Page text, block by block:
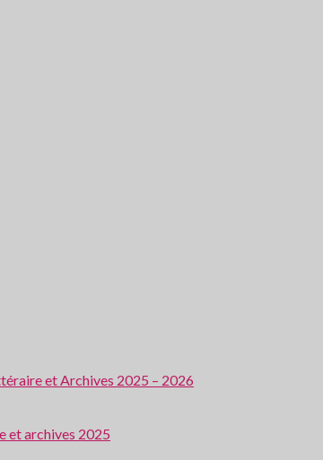
et Archives 2025 – 2026
et archives 2025